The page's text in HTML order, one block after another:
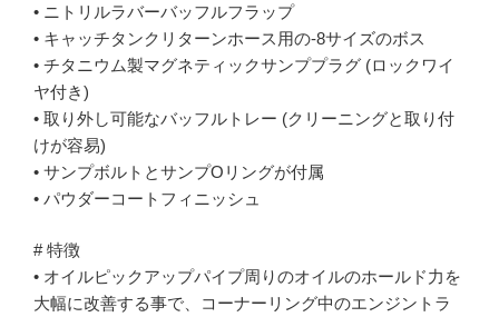
• ニトリルラバーバッフルフラップ
• キャッチタンクリターンホース用の-8サイズのボス
• チタニウム製マグネティックサンププラグ (ロックワイ
ヤ付き)
• 取り外し可能なバッフルトレー (クリーニングと取り付
けが容易)
• サンプボルトとサンプOリングが付属
• パウダーコートフィニッシュ
# 特徴
• オイルピックアップパイプ周りのオイルのホールド力を
大幅に改善する事で、コーナーリング中のエンジントラ